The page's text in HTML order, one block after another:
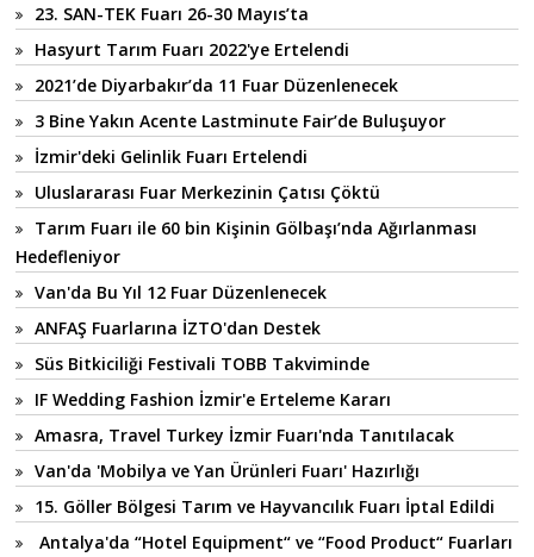
23. SAN-TEK Fuarı 26-30 Mayıs’ta
Hasyurt Tarım Fuarı 2022'ye Ertelendi
2021’de Diyarbakır’da 11 Fuar Düzenlenecek
3 Bine Yakın Acente Lastminute Fair’de Buluşuyor
İzmir'deki Gelinlik Fuarı Ertelendi
Uluslararası Fuar Merkezinin Çatısı Çöktü
Tarım Fuarı ile 60 bin Kişinin Gölbaşı’nda Ağırlanması
Hedefleniyor
Van'da Bu Yıl 12 Fuar Düzenlenecek
ANFAŞ Fuarlarına İZTO'dan Destek
Süs Bitkiciliği Festivali TOBB Takviminde
IF Wedding Fashion İzmir'e Erteleme Kararı
Amasra, Travel Turkey İzmir Fuarı'nda Tanıtılacak
Van'da 'Mobilya ve Yan Ürünleri Fuarı' Hazırlığı
15. Göller Bölgesi Tarım ve Hayvancılık Fuarı İptal Edildi
Antalya'da “Hotel Equipment“ ve “Food Product“ Fuarları